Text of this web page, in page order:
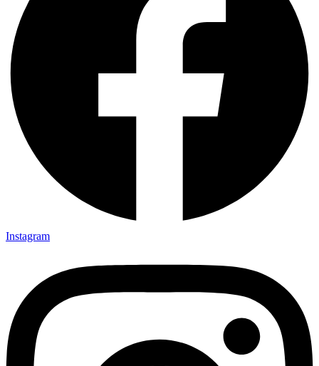
Instagram